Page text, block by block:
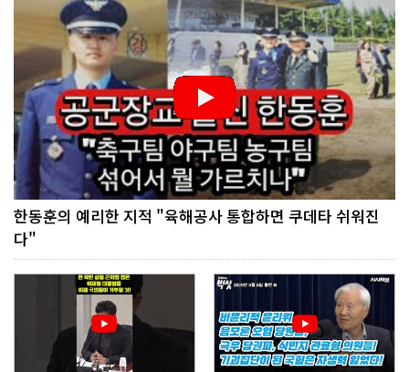
한동훈의 예리한 지적 "육해공사 통합하면 쿠데타 쉬워진
다"